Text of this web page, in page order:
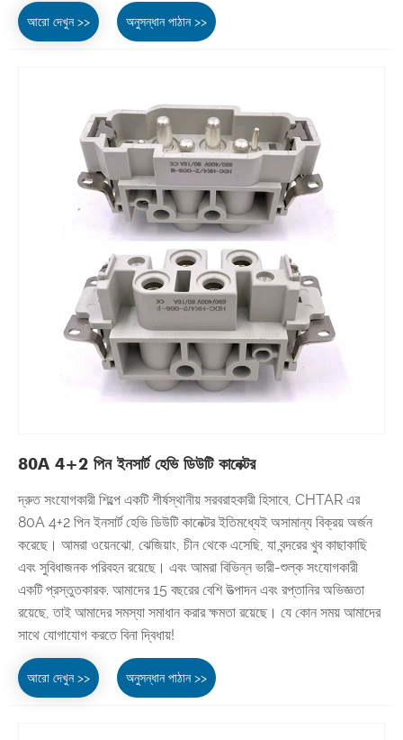
আরো দেখুন >> অনুসন্ধান পাঠান >>
80A 4+2 পিন ইনসার্ট হেভি ডিউটি ​​কানেক্টর
দ্রুত সংযোগকারী শিল্পে একটি শীর্ষস্থানীয় সরবরাহকারী হিসাবে, CHTAR এর
80A 4+2 পিন ইনসার্ট হেভি ডিউটি ​​কানেক্টর ইতিমধ্যেই অসামান্য বিক্রয় অর্জন
করেছে। আমরা ওয়েনঝো, ঝেজিয়াং, চীন থেকে এসেছি, যা বন্দরের খুব কাছাকাছি
এবং সুবিধাজনক পরিবহন রয়েছে। এবং আমরা বিভিন্ন ভারী-শুল্ক সংযোগকারী
একটি প্রস্তুতকারক. আমাদের 15 বছরের বেশি উত্পাদন এবং রপ্তানির অভিজ্ঞতা
রয়েছে, তাই আমাদের সমস্যা সমাধান করার ক্ষমতা রয়েছে। যে কোন সময় আমাদের
সাথে যোগাযোগ করতে বিনা দ্বিধায়!
আরো দেখুন >> অনুসন্ধান পাঠান >>